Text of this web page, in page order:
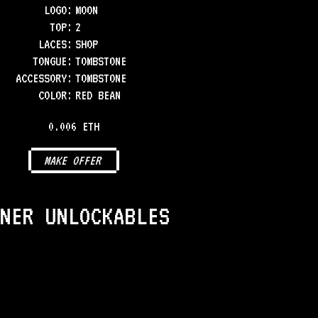
LOGO: MOON
TOP: 2
LACES: SHOP
TONGUE : TOMBSTONE
ACCESSORY: TOMBSTONE
COLOR: RED BEAN
0.006 ETH
MAKE OFFER
UNLOCKABLES